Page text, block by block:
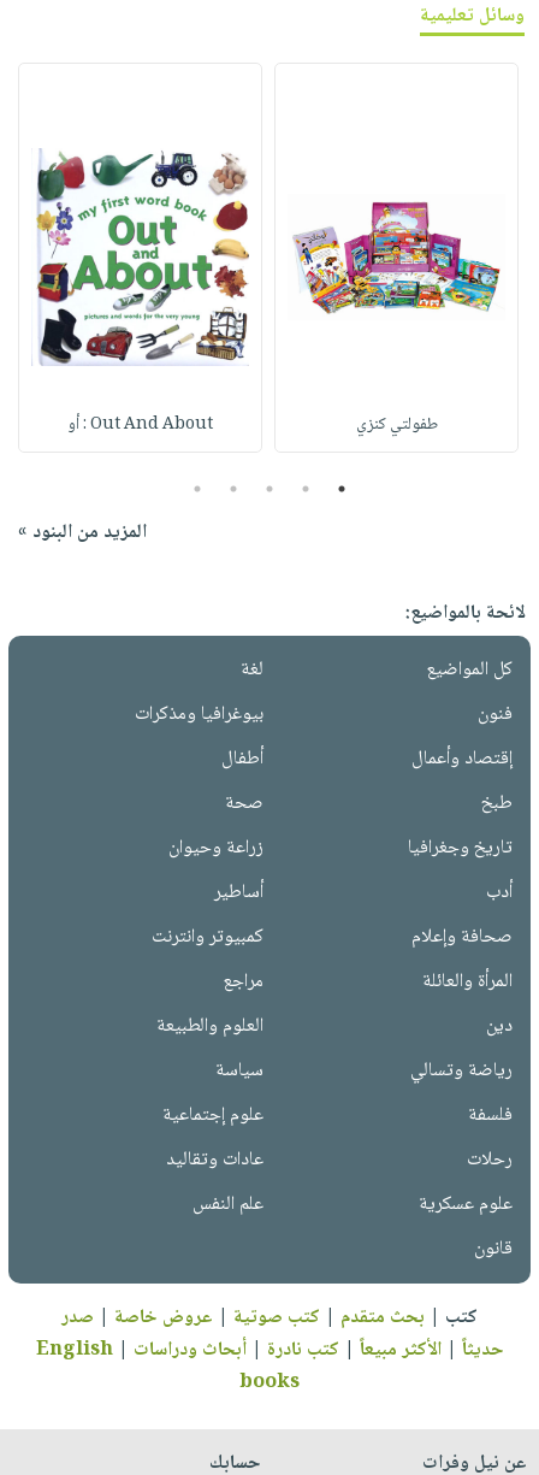
وسائل تعليمية
طفولتي كنزي Out And About : أو
1
2
3
4
5
المزيد من البنود »
لائحة بالمواضيع:
كل المواضيع
لغة
فنون
بيوغرافيا ومذكرات
إقتصاد وأعمال
أطفال
طبخ
صحة
تاريخ وجغرافيا
زراعة وحيوان
أدب
أساطير
صحافة وإعلام
كمبيوتر وانترنت
المرأة والعائلة
مراجع
دين
العلوم والطبيعة
رياضة وتسالي
سياسة
فلسفة
علوم إجتماعية
رحلات
عادات وتقاليد
علوم عسكرية
علم النفس
قانون
كتب | بحث متقدم | كتب صوتية | عروض خاصة | صدر
حديثاً |الأكثر مبيعاً | كتب نادرة |أبحاث ودراسات |
English
books
عن نيل وفرات
حسابك